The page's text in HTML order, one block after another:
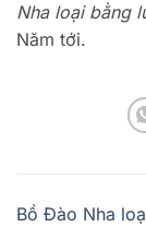
Nha loại bằng
Năm tới.
Bồ Đào Nha